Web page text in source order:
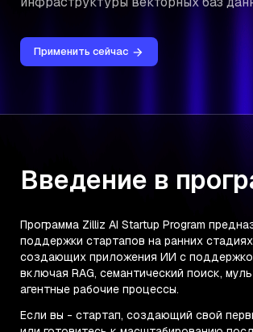
Применить сейчас
Введение в
Программа Zilliz AI Startup Program
поддержки стартапов на ранних
создающих приложения ИИ с
включая RAG, семантический поиск,
агентные рабочие процессы.
Если вы - стартап, создающий свой